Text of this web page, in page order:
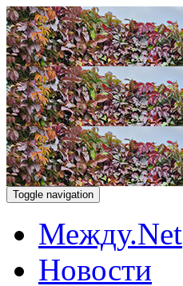
Toggle navigation
Между.Net
Новости